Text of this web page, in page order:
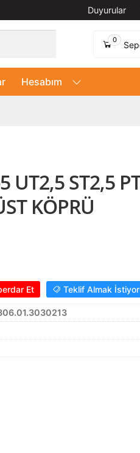
Duyurular
0
Hesabım
UT2,5 ST2,5
KÖPRÜ
Et Teklif Almak